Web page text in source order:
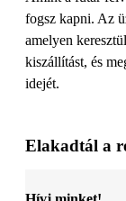
fogsz kapni. Az
amelyen
kiszállítást, és
idejét.
Elakadtál a